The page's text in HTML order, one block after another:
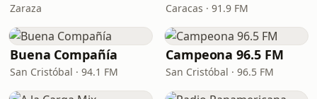
Zaraza Caracas · 91.9 FM
Buena Compañía
San Cristóbal · 94.1 FM
Campeona 96.5 FM
San Cristóbal · 96.5 FM